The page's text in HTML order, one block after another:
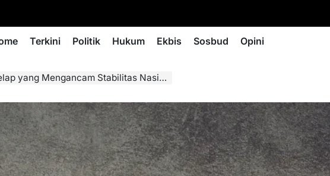
Terkini Politik Hukum Ekbis Sosbud Opini
yang Mengancam Stabilitas Nasional